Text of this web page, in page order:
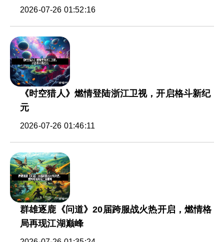
2026-07-26 01:52:16
《时空猎人》燃情登陆浙江卫视，开启格斗新纪
元
2026-07-26 01:46:11
群雄逐鹿《问道》20届跨服战火热开启，燃情格
局再现江湖巅峰